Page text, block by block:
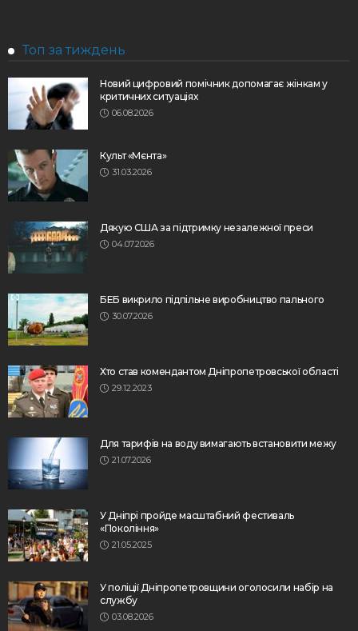
Топ за тиждень
Новий цифровий помічник допомагає жінкам у
критичних ситуаціях
06.08.2026
Культ «Мєнта»
31.03.2026
Дякую США за підтримку незалежної преси
04.07.2026
БЕБ викрило підпільне виробництво пального
30.07.2026
Хто став комендантом Дніпропетровської області
29.12.2023
Для тарифів на воду вимагають встановити межу
21.07.2026
У Дніпрі пройде масштабний фестиваль
«Покоління»
21.05.2025
У поліції Дніпропетровщини оголосили набір на
службу
03.08.2026